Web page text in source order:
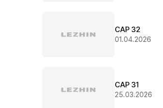
CAP 32
01.04.2026
CAP 31
25.03.2026